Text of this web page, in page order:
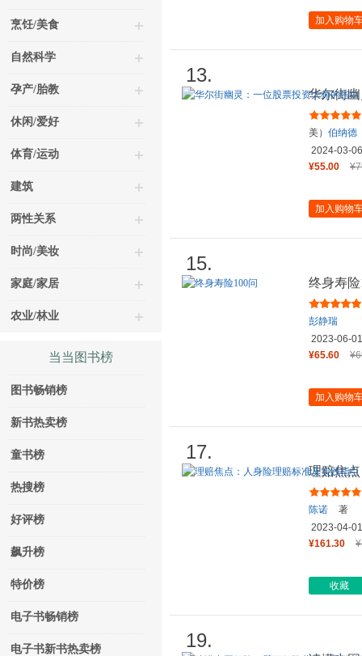
烹饪/美食
自然科学
孕产/胎教
休闲/爱好
体育/运动
建筑
两性关系
时尚/美妆
家庭/家居
农业/林业
当当图书榜
图书畅销榜
新书热卖榜
童书榜
热搜榜
好评榜
飙升榜
特价榜
电子书畅销榜
电子书新书热卖榜
加入购物
13.
华尔街
美） 伯纳德
2024-03-06
¥55.00
加入购物
15.
终身寿险
彭静瑞
2023-06-01
¥65.60
加入购物
17.
理赔焦
陈诺
著
2023-04-01
¥161.30
收藏
19.